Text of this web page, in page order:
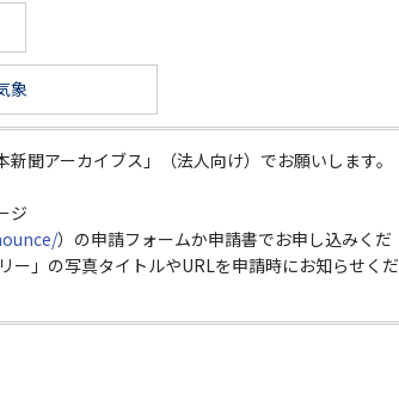
象
聞アーカイブス」（法人向け）でお願いします。
ジ
）の申請フォームか申請書でお申し込みくだ
ー」の写真タイトルやURLを申請時にお知らせくだ